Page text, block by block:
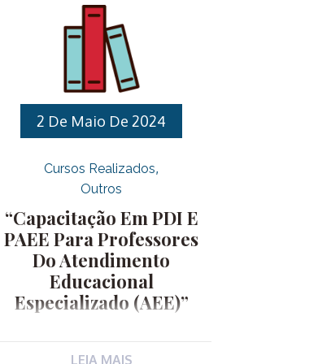
Linha de Desenvolvimento:
Profissional: Profissional II.
Objetivos: III. Público Alvo:
Servidores Públicos Municipais IV.
Vagas: 30 vagas. V. Carga horária: 30
horas . VI. Datas: 17, 24 e 31 de março,
07, 14 e 28 de abril, 05, 12, 19 e 26 de
2 De Maio De 2024
Cursos Realizados
Outros
“Capacitação Em PDI E
PAEE Para Professores
Do Atendimento
Educacional
Especializado (AEE)”
LEIA MAIS